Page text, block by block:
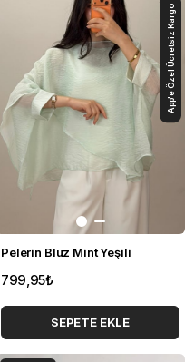
Pelerin Bluz Mint Yeşili
799,95₺
SEPETE EKLE
App'e Özel Ücretsiz Kargo